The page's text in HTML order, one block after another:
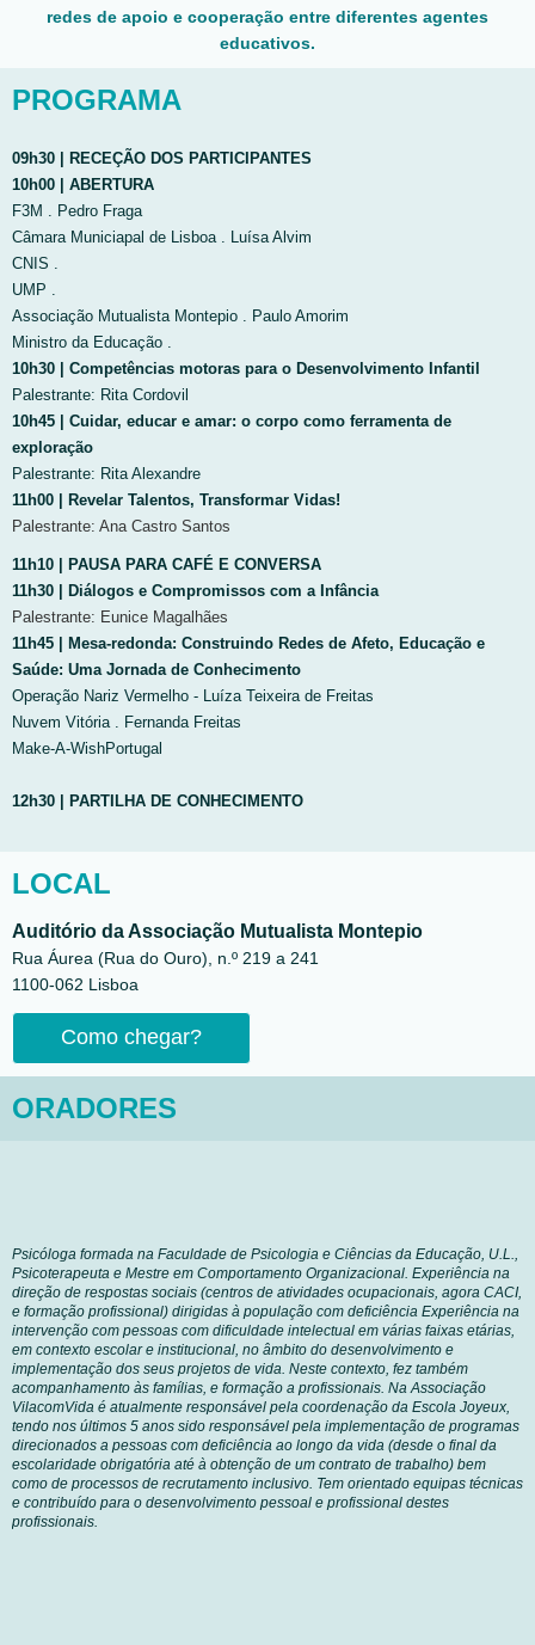
redes de apoio e cooperação entre diferentes agentes
educativos.
PROGRAMA
09h30 | RECEÇÃO DOS PARTICIPANTES
10h00 | ABERTURA
F3M . Pedro Fraga
Câmara Municiapal de Lisboa . Luísa Alvim
CNIS .
UMP .
Associação Mutualista Montepio . Paulo Amorim
Ministro da Educação .
10h30 | Competências motoras para o Desenvolvimento Infantil
Palestrante: Rita Cordovil
10h45 | Cuidar, educar e amar: o corpo como ferramenta de
exploração
Palestrante: Rita Alexandre
11h00 | Revelar Talentos, Transformar Vidas!
Palestrante: Ana Castro Santos
11h10 | PAUSA PARA CAFÉ E CONVERSA
11h30 | Diálogos e Compromissos com a Infância
Palestrante: Eunice Magalhães
11h45 | Mesa-redonda: Construindo Redes de Afeto, Educação e
Saúde: Uma Jornada de Conhecimento
Operação Nariz Vermelho - Luíza Teixeira de Freitas
N uvem Vitória . Fernanda Freitas
Make-A-WishPortugal
12h30 | PARTILHA DE CONHECIMENTO
LOCAL
Auditório da Associação Mutualista Montepio
Rua Áurea (Rua do Ouro), n.º 219 a 241
1100-062 Lisboa
Como chegar?
ORADORES
Psicóloga formada na Faculdade de Psicologia e Ciências da Educação, U.L.,
Psicoterapeuta e Mestre em Comportamento Organizacional. Experiência na
direção de respostas sociais (centros de atividades ocupacionais, agora CACI,
e formação profissional) dirigidas à população com deficiência Experiência na
intervenção com pessoas com dificuldade intelectual em várias faixas etárias,
em contexto escolar e institucional, no âmbito do desenvolvimento e
implementação dos seus projetos de vida. Neste contexto, fez também
acompanhamento às famílias, e formação a profissionais. Na Associação
VilacomVida é atualmente responsável pela coordenação da Escola Joyeux,
tendo nos últimos 5 anos sido responsável pela implementação de programas
direcionados a pessoas com deficiência ao longo da vida (desde o final da
escolaridade obrigatória até à obtenção de um contrato de trabalho) bem
como de processos de recrutamento inclusivo. Tem orientado equipas técnicas
e contribuído para o desenvolvimento pessoal e profissional destes
profissionais.